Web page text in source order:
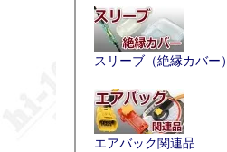
スリーブ（絶縁カバー）
エアバック関連品